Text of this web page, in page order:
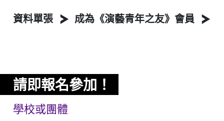
資料單張 成為《演藝青年之友》會員
請即報名參加！
學校或團體